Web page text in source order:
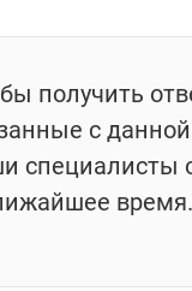
получить
с
специалисты
время.